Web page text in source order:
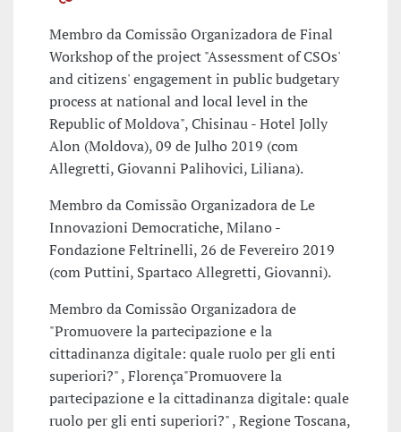
Membro da Comissão Organizadora de Final
Workshop of the project "Assessment of CSOs'
and citizens' engagement in public budgetary
process at national and local level in the
Republic of Moldova", Chisinau - Hotel Jolly
Alon (Moldova), 09 de Julho 2019 (com
Allegretti, Giovanni Palihovici, Liliana).
Membro da Comissão Organizadora de Le
Innovazioni Democratiche, Milano -
Fondazione Feltrinelli, 26 de Fevereiro 2019
(com Puttini, Spartaco Allegretti, Giovanni).
Membro da Comissão Organizadora de
"Promuovere la partecipazione e la
cittadinanza digitale: quale ruolo per gli enti
superiori?" , Florença"Promuovere la
partecipazione e la cittadinanza digitale: quale
ruolo per gli enti superiori?" , Regione Toscana,